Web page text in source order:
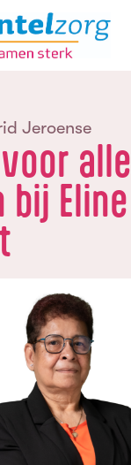
Jeroense
alle
bij Eline